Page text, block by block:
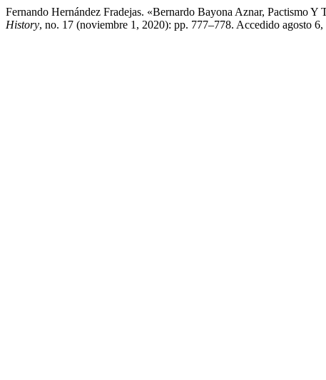
Fernando Hernández Fradejas. «Bernardo Bayona Aznar, Pactismo
History, no. 17 (noviembre 1, 2020): pp. 777–778. Accedido agosto